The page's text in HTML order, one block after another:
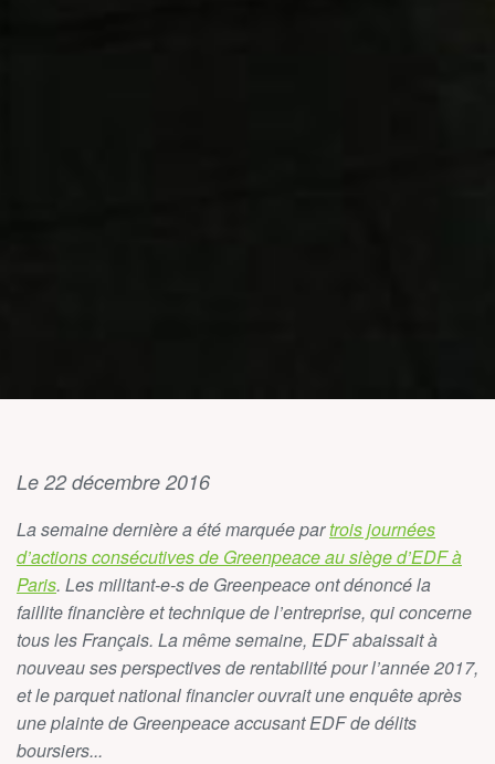
Le 22 décembre 2016
La semaine dernière a été marquée partrois journées
d’actions consécutives de Greenpeace au siège d’EDF à
Paris. Les militant-e-s de Greenpeace ont dénoncé la
faillite financière et technique de l’entreprise, qui concerne
tous les Français. La même semaine, EDF abaissait à
nouveau ses perspectives de rentabilité pour l’année 2017,
et le parquet national financier ouvrait une enquête après
une plainte de Greenpeace accusant EDF de délits
boursiers...